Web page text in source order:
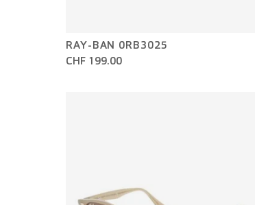
RAY-BAN 0RB3025
CHF 199.00